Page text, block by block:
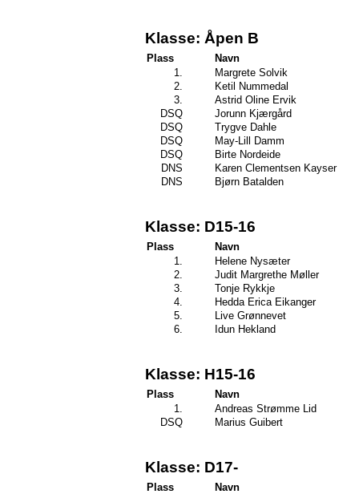
Klasse: Åpen B
Plass
Navn
1.
Margrete Solvik
2.
Ketil Nummedal
3.
Astrid Oline Ervik
DSQ
Jorunn Kjærgård
DSQ
Trygve Dahle
DSQ
May-Lill Damm
DSQ
Birte Nordeide
DNS
Karen Clementsen Kayser
DNS
Bjørn Batalden
Klasse: D15-16
Plass
Navn
1.
Helene Nysæter
2.
Judit Margrethe Møller
3.
Tonje Rykkje
4.
Hedda Erica Eikanger
5.
Live Grønnevet
6.
Idun Hekland
Klasse: H15-16
Plass
Navn
1.
Andreas Strømme Lid
DSQ
Marius Guibert
Klasse: D17-
Plass
Navn